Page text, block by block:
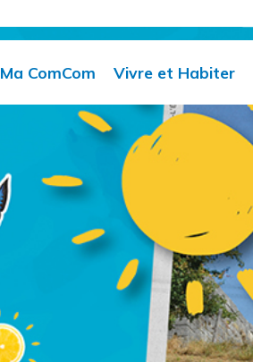
Ma ComCom
Compétences
services
Organisation des
Délibérations et PV
Marchés publics
Vivre et Habiter
Actualités
Facturation
Commerces et
services de proximité
Gestion des déchets
Eau potable
Assainissement
collectif / SPANC
Urbanisme
Centre aquatique
intercommunal